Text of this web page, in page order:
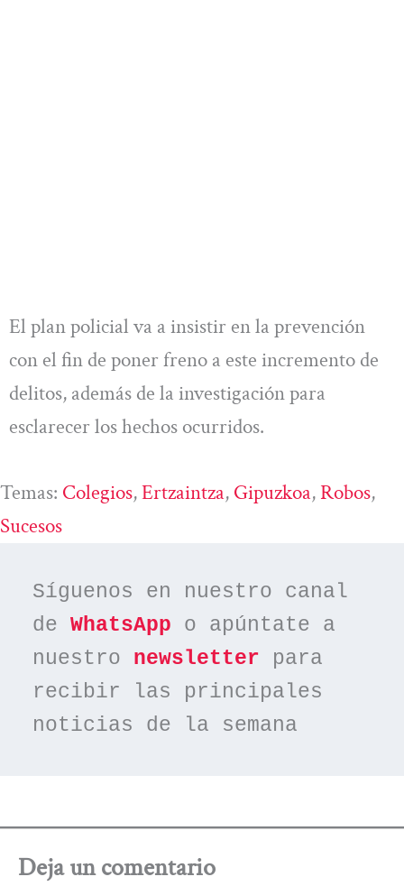
El plan policial va a insistir en la prevención
con el fin de poner freno a este incremento de
delitos, además de la investigación para
esclarecer los hechos ocurridos.
Temas: Colegios, Ertzaintza, Gipuzkoa, Robos
Sucesos
Síguenos en nuestro canal
de WhatsApp o apúntate a
nuestro newsletter para
recibir las principales
noticias de la semana
Deja un comentario